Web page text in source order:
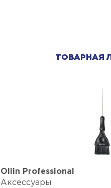
ТОВАРНАЯ
Ollin Professional
Аксессуары